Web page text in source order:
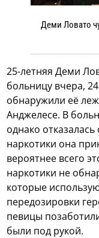
Деми Ловато
25-летняя Деми
больницу вчера,
обнаружили её
Анджелесе. В
однако
наркотики она
вероятнее всего
наркотики не
которые
передозировки
певицы
были под рукой.